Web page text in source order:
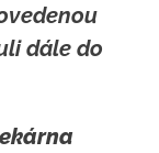
dále do